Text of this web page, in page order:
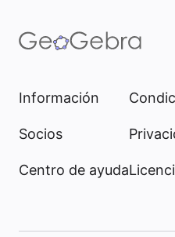
Información
Socios
Centro de ayuda